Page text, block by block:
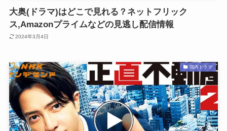
大奥(ドラマ)はどこで見れる？ネットフリック
ス,Amazonプライムなどの見逃し配信情報
2024年3月4日
国内ドラマ